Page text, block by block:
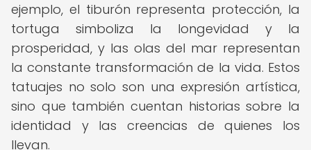
ejemplo, el tiburón representa protección, la
tortuga simboliza la longevidad y la
prosperidad, y las olas del mar representan
la constante transformación de la vida. Estos
tatuajes no solo son una expresión artística,
sino que también cuentan historias sobre la
identidad y las creencias de quienes los
llevan.